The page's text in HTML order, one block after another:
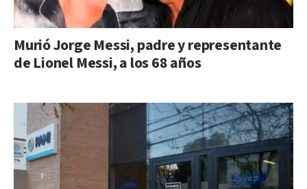
Murió Jorge Messi, padre y representante
de Lionel Messi, a los 68 años